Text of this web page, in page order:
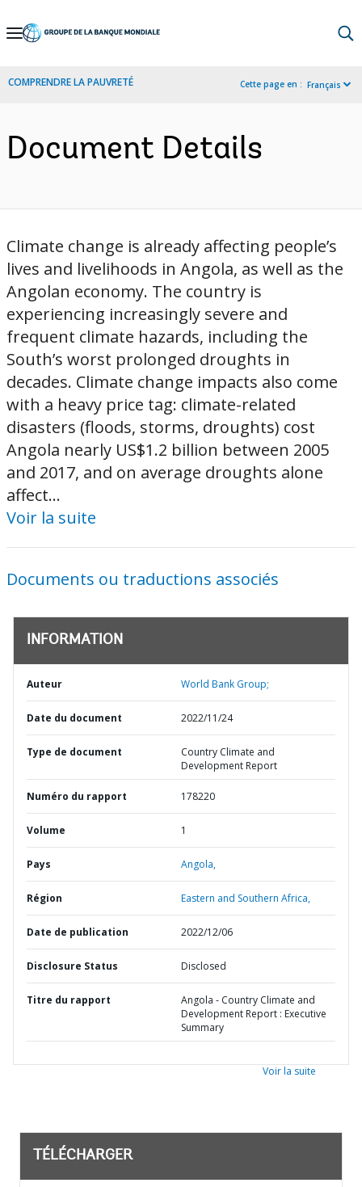
Skip
Navigation
COMPRENDRE LA PAUVRETÉ Cette page en : Français
Document Details
Climate change is already affecting people’s
lives and livelihoods in Angola, as well as the
Angolan economy. The country is
experiencing increasingly severe and
frequent climate hazards, including the
South’s worst prolonged droughts in
decades. Climate change impacts also come
with a heavy price tag: climate-related
disasters (floods, storms, droughts) cost
Angola nearly US$1.2 billion between 2005
and 2017, and on average droughts alone
affect...
Voir la suite
Documents ou traductions associés
INFORMATION
Auteur World Bank Group;
Date du document 2022/11/24
Type de document
Country Climate and
Development Report
Numéro du rapport 178220
Volume 1
Pays Angola,
Région Eastern and Southern Africa,
Date de publication 2022/12/06
Disclosure Status Disclosed
Titre du rapport
Angola - Country Climate and
Development Report : Executive
Summary
Voir la suite
TÉLÉCHARGER